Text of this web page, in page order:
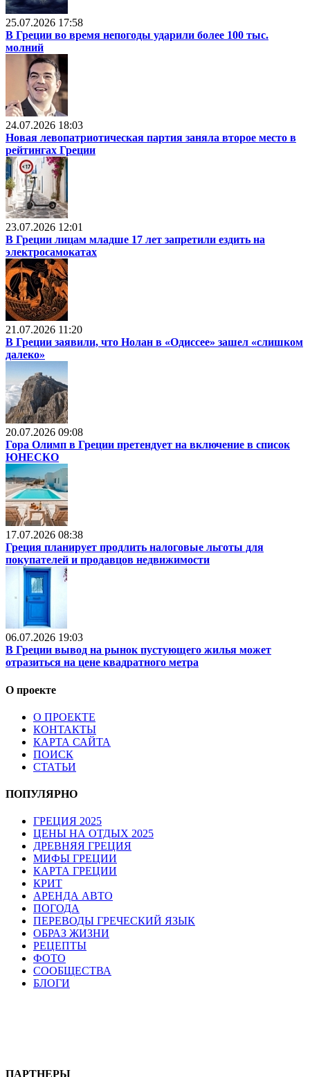
25.07.2026 17:58
В Греции во время непогоды ударили более 100 тыс.
молний
24.07.2026 18:03
Новая левопатриотическая партия заняла второе место в
рейтингах Греции
23.07.2026 12:01
В Греции лицам младше 17 лет запретили ездить на
электросамокатах
21.07.2026 11:20
В Греции заявили, что Нолан в «Одиссее» зашел «слишком
далеко»
20.07.2026 09:08
Гора Олимп в Греции претендует на включение в список
ЮНЕСКО
17.07.2026 08:38
Греция планирует продлить налоговые льготы для
покупателей и продавцов недвижимости
06.07.2026 19:03
В Греции вывод на рынок пустующего жилья может
отразиться на цене квадратного метра
О проекте
О ПРОЕКТЕ
КОНТАКТЫ
КАРТА САЙТА
ПОИСК
СТАТЬИ
ПОПУЛЯРНО
ГРЕЦИЯ 2025
ЦЕНЫ НА ОТДЫХ 2025
ДРЕВНЯЯ ГРЕЦИЯ
МИФЫ ГРЕЦИИ
КАРТА ГРЕЦИИ
КРИТ
АРЕНДА АВТО
ПОГОДА
ПЕРЕВОДЫ ГРЕЧЕСКИЙ ЯЗЫК
ОБРАЗ ЖИЗНИ
РЕЦЕПТЫ
ФОТО
СООБЩЕСТВА
БЛОГИ
ПАРТНЕРЫ